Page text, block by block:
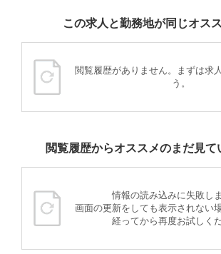
この求人と勤務地が同じオス
閲覧履歴がありません。まずは求
う。
閲覧履歴からオススメのまだ見て
情報の読み込みに失敗しま
画面の更新をしても表示されない
経ってから再度お試しくだ